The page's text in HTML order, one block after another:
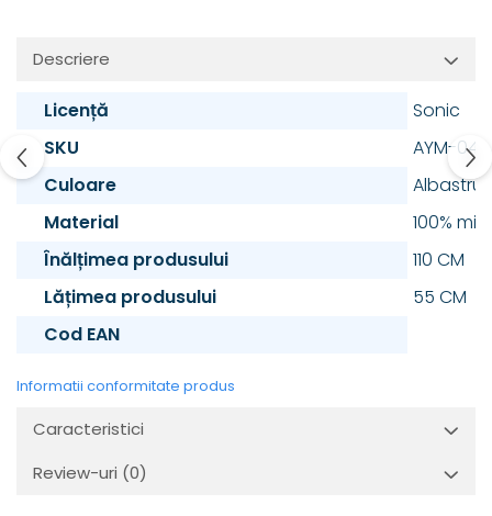
Descriere
Licență
Sonic
SKU
AYM-
Culoare
Albastru
Material
100%
Înălțimea produsului
110 CM
Lățimea produsului
55 CM
Cod EAN
Informatii conformitate produs
Caracteristici
Review-uri (0)